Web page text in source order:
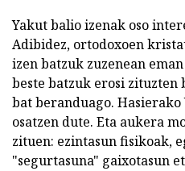
Yakut balio izenak oso
Adibidez, ortodoxoen
izen batzuk zuzenean
beste batzuk erosi
bat beranduago.
osatzen dute. Eta aukera
zituen: ezintasun fisikoak,
"segurtasuna" gaixotasun